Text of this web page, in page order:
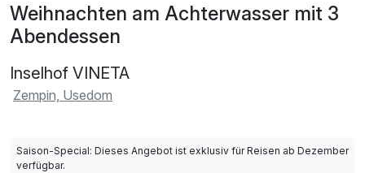
Weihnachten am Achterwasser mit 3
Abendessen
Inselhof VINETA
Zempin, Usedom
Saison-Special: Dieses Angebot ist exklusiv für Reisen ab Dezember
verfügbar.